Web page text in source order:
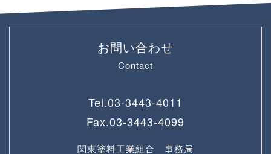
お問い合わせ
Contact
Tel.03-3443-4011
Fax.03-3443-4099
関東塗料工業組合 事務局